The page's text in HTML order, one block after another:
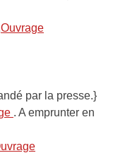
Ouvrage
par la presse.}
. A emprunter en